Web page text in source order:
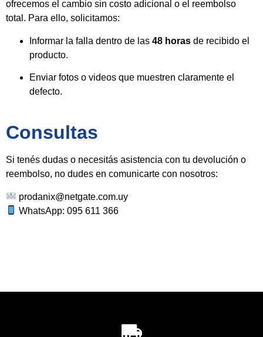
ofrecemos el cambio sin costo adicional o el reembolso
total. Para ello, solicitamos:
Informar la falla dentro de las 48 horas de recibido el
producto.
Enviar fotos o videos que muestren claramente el
defecto.
Consultas
Si tenés dudas o necesitás asistencia con tu devolución o
reembolso, no dudes en comunicarte con nosotros:
prodanix@netgate.com.uy
WhatsApp: 095 611 366